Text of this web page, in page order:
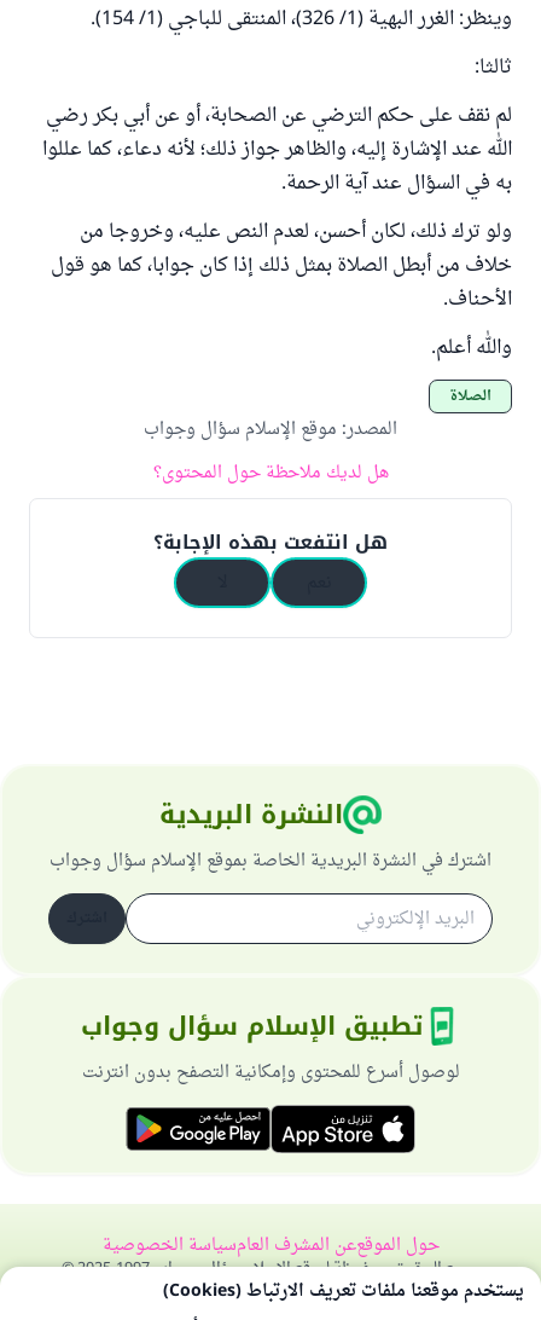
وينظر: الغرر البهية (1/ 326)، المنتقى للباجي (1/ 154).
ثالثا:
لم نقف على حكم الترضي عن الصحابة، أو عن أبي بكر رضي
الله عند الإشارة إليه، والظاهر جواز ذلك؛ لأنه دعاء، كما عللوا
به في السؤال عند آية الرحمة.
ولو ترك ذلك، لكان أحسن، لعدم النص عليه، وخروجا من
خلاف من أبطل الصلاة بمثل ذلك إذا كان جوابا، كما هو قول
الأحناف.
والله أعلم.
الصلاة
المصدر: موقع الإسلام سؤال وجواب
هل لديك ملاحظة حول المحتوى؟
هل انتفعت بهذه الإجابة؟
النشرة البريدية
اشترك في النشرة البريدية الخاصة بموقع الإسلام سؤال وجواب
تطبيق الإسلام سؤال وجواب
لوصول أسرع للمحتوى وإمكانية التصفح بدون انترنت
حول الموقععن المشرف العامسياسة الخصوصية
جميع الحقوق محفوظة لموقع الإسلام سؤال وجواب 1997-2025 ©
يستخدم موقعنا ملفات تعريف الارتباط (Cookies)